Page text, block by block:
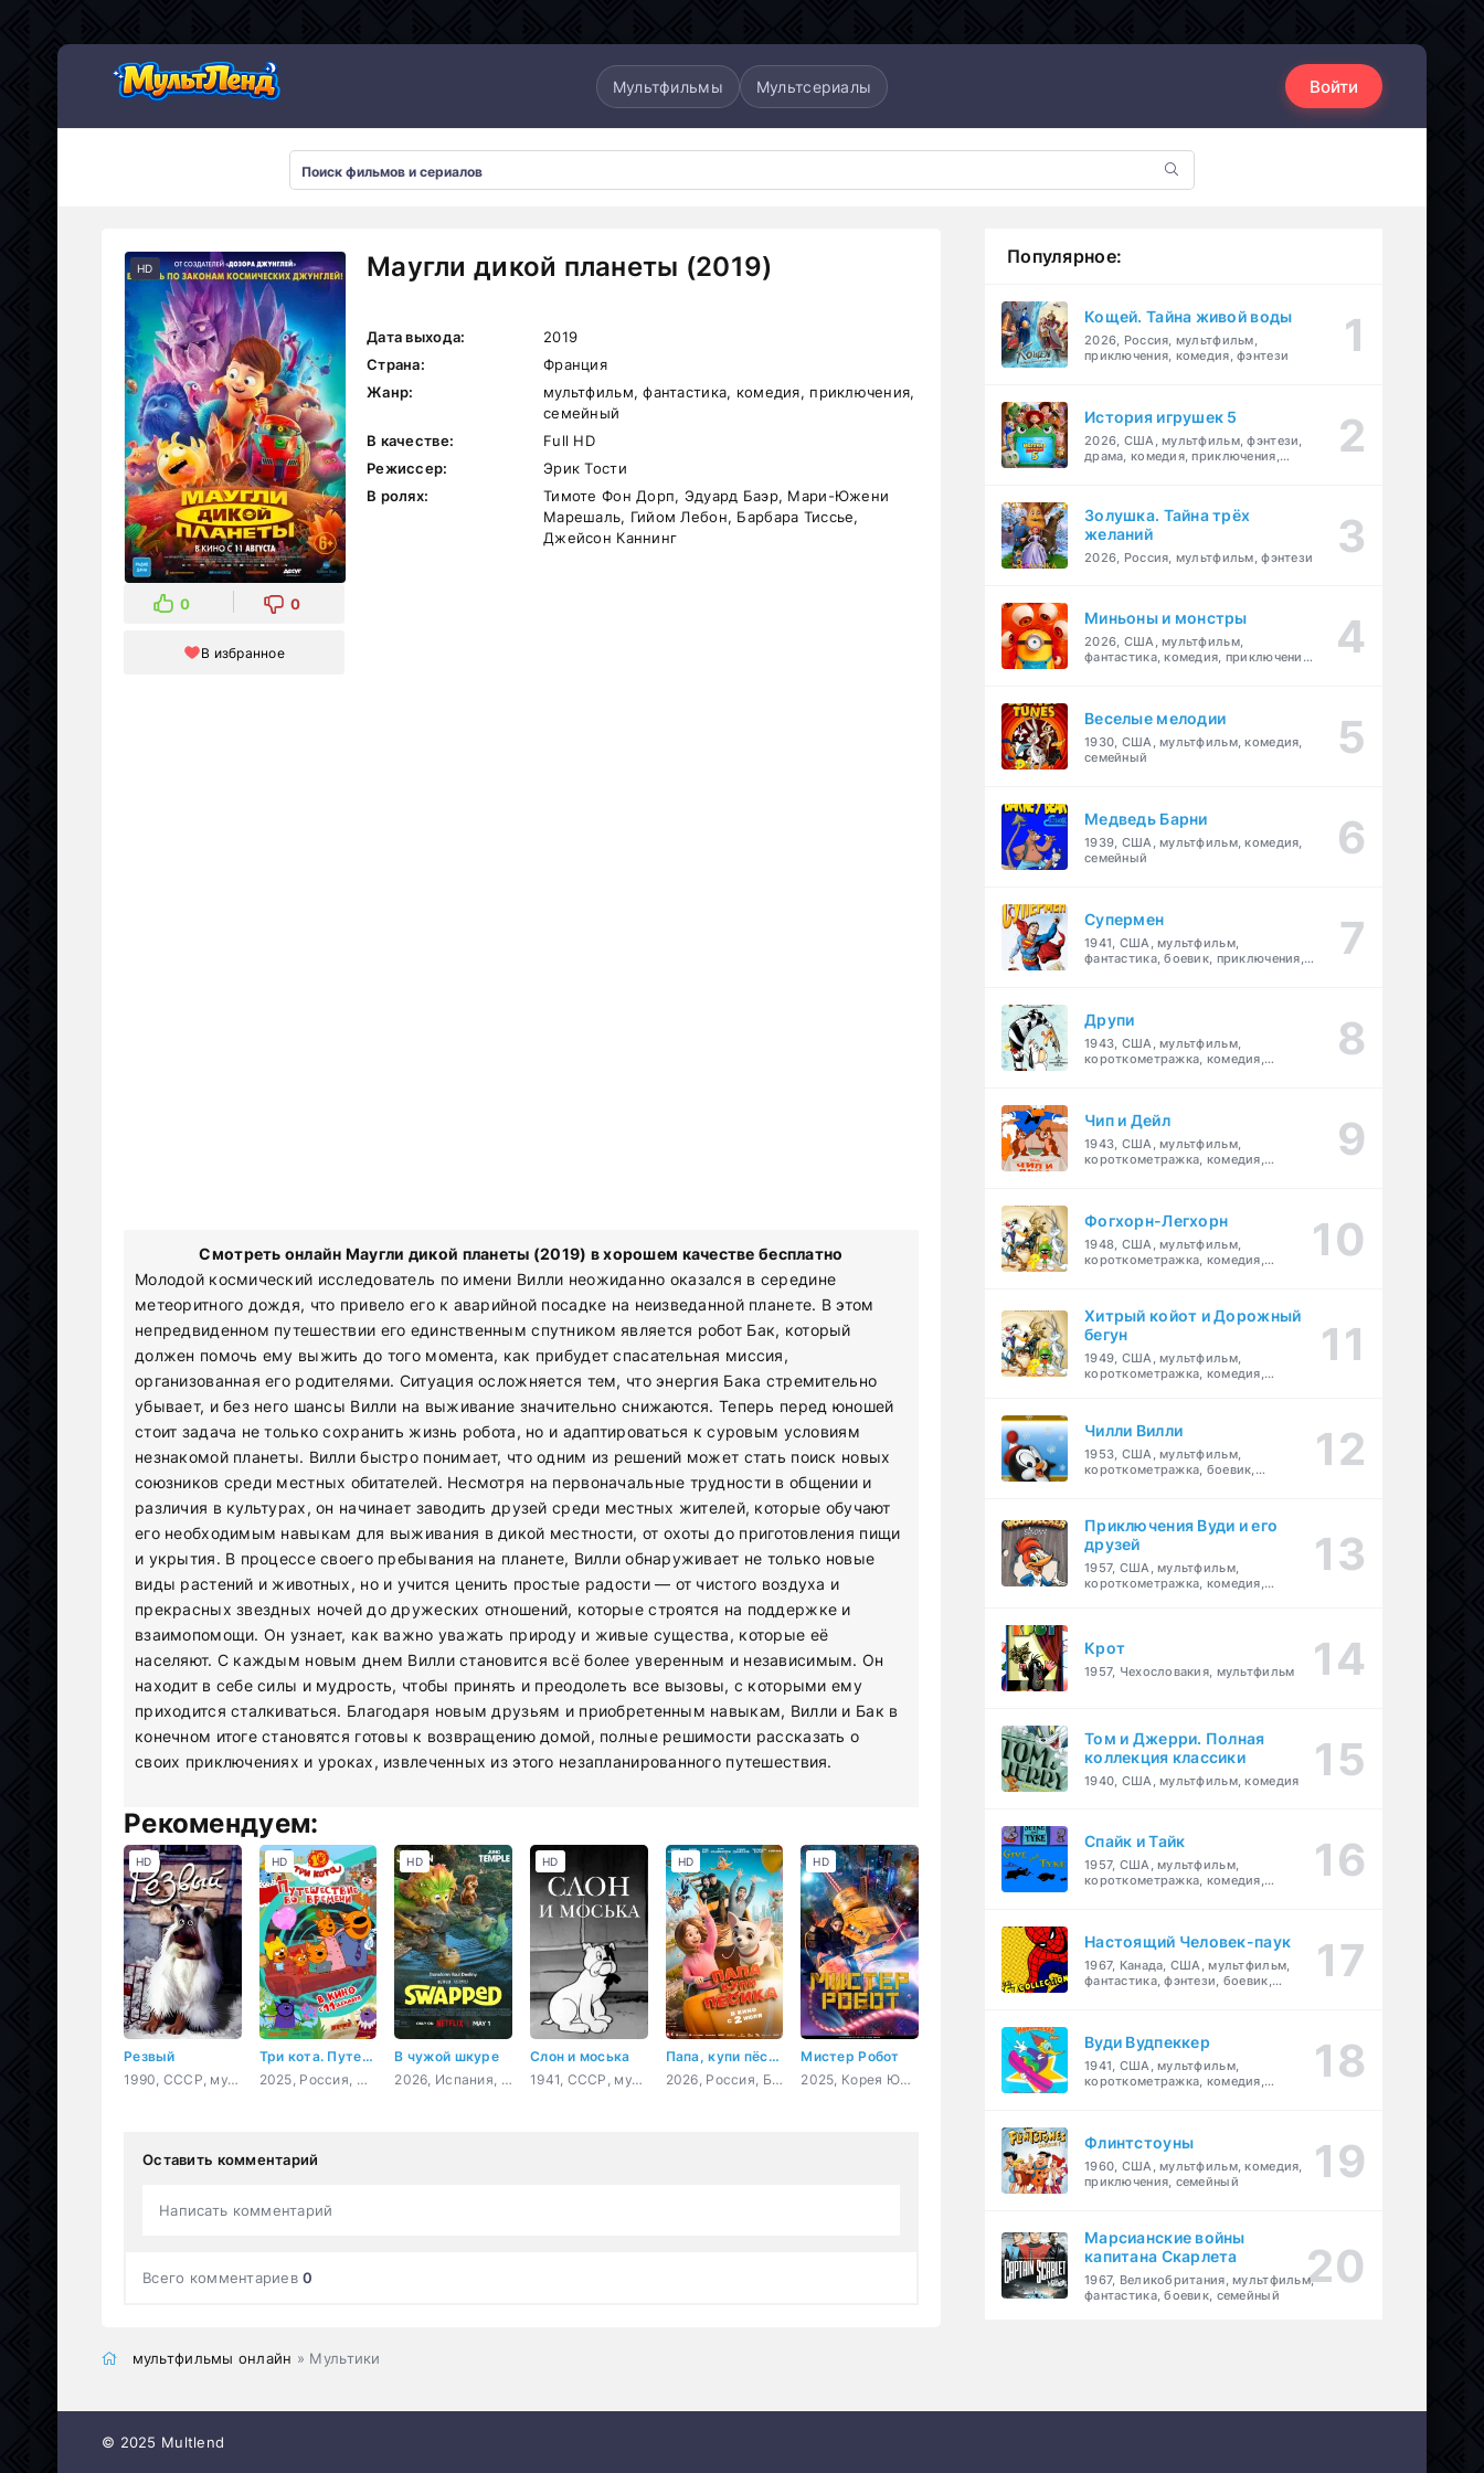
Мультфильмы Мультсериалы Войти
Маугли дикой планеты (2019)
HD
0 0
В избранное
Дата выхода:
2019
Страна:
Франция
Жанр:
мультфильм, фантастика, комедия, приключения,
семейный
В качестве:
Full HD
Режиссер:
Эрик Тости
В ролях:
Тимоте Фон Дорп, Эдуард Баэр, Мари-Южени
Марешаль, Гийом Лебон, Барбара Тиссье,
Джейсон Каннинг
Смотреть онлайн Маугли дикой планеты (2019) в хорошем качестве бесплатно
Молодой космический исследователь по имени Вилли неожиданно оказался в середине
метеоритного дождя, что привело его к аварийной посадке на неизведанной планете. В этом
непредвиденном путешествии его единственным спутником является робот Бак, который
должен помочь ему выжить до того момента, как прибудет спасательная миссия,
организованная его родителями. Ситуация осложняется тем, что энергия Бака стремительно
убывает, и без него шансы Вилли на выживание значительно снижаются. Теперь перед юношей
стоит задача не только сохранить жизнь робота, но и адаптироваться к суровым условиям
незнакомой планеты. Вилли быстро понимает, что одним из решений может стать поиск новых
союзников среди местных обитателей. Несмотря на первоначальные трудности в общении и
различия в культурах, он начинает заводить друзей среди местных жителей, которые обучают
его необходимым навыкам для выживания в дикой местности, от охоты до приготовления пищи
и укрытия. В процессе своего пребывания на планете, Вилли обнаруживает не только новые
виды растений и животных, но и учится ценить простые радости — от чистого воздуха и
прекрасных звездных ночей до дружеских отношений, которые строятся на поддержке и
взаимопомощи. Он узнает, как важно уважать природу и живые существа, которые её
населяют. С каждым новым днем Вилли становится всё более уверенным и независимым. Он
находит в себе силы и мудрость, чтобы принять и преодолеть все вызовы, с которыми ему
приходится сталкиваться. Благодаря новым друзьям и приобретенным навыкам, Вилли и Бак в
конечном итоге становятся готовы к возвращению домой, полные решимости рассказать о
своих приключениях и уроках, извлеченных из этого незапланированного путешествия.
Рекомендуем:
Резвый
1990, СССР, мультфильм, короткометражка
HD
Три кота. Путешествие во времени
2025, Россия, мультфильм, детский
HD
В чужой шкуре
2026, Испания, США, мультфильм, фэнтези, комедия, приключения, семейный
HD
Слон и моська
1941, СССР, мультфильм, короткометражка
HD
Папа, купи пёсика
2026, Россия, Беларусь, мультфильм, семейный, приключения
HD
Мистер Робот
2025, Корея Южная, мультфильм, боевик, фантастика
HD
Оставить комментарий
Написать комментарий
Всего комментариев0
мультфильмы онлайн » Мультики
Популярное:
Кощей. Тайна живой воды
2026, Россия, мультфильм,
приключения, комедия, фэнтези
История игрушек 5
2026, США, мультфильм, фэнтези,
драма, комедия, приключения,
Золушка. Тайна трёх
желаний
2026, Россия, мультфильм, фэнтези
Миньоны и монстры
2026, США, мультфильм,
фантастика, комедия, приключения,
Веселые мелодии
1930, США, мультфильм, комедия,
семейный
Медведь Барни
1939, США, мультфильм, комедия,
семейный
Супермен
1941, США, мультфильм,
фантастика, боевик, приключения,
Друпи
1943, США, мультфильм,
короткометражка, комедия,
Чип и Дейл
1943, США, мультфильм,
короткометражка, комедия,
Фогхорн-Легхорн
1948, США, мультфильм,
короткометражка, комедия,
Хитрый койот и Дорожный
бегун
1949, США, мультфильм,
короткометражка, комедия,
Чилли Вилли
1953, США, мультфильм,
короткометражка, боевик,
Приключения Вуди и его
друзей
1957, США, мультфильм,
короткометражка, комедия,
Крот
1957, Чехословакия, мультфильм
Том и Джерри. Полная
коллекция классики
1940, США, мультфильм, комедия
Спайк и Тайк
1957, США, мультфильм,
короткометражка, комедия,
Настоящий Человек-паук
1967, Канада, США, мультфильм,
фантастика, фэнтези, боевик,
Вуди Вудпеккер
1941, США, мультфильм,
короткометражка, комедия,
Флинтстоуны
1960, США, мультфильм, комедия,
приключения, семейный
Марсианские войны
капитана Скарлета
1967, Великобритания, мультфильм,
фантастика, боевик, семейный
© 2025 Multlend